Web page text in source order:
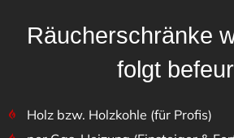
Räucherschränke
folgt
Holz bzw. Holzkohle (für Profis)